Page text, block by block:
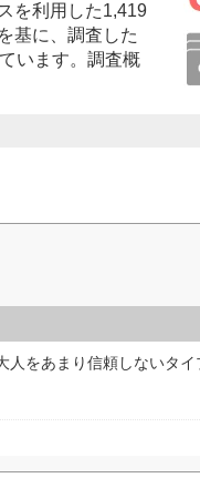
を利用した1,419
基に、調査した
います。調査概
人をあまり信頼しないタ